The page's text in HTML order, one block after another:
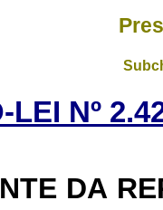
LEI Nº
DA